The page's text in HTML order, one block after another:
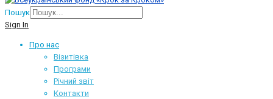
Пошук
Sign In
Про нас
Візитівка
Програми
Річний звіт
Контакти